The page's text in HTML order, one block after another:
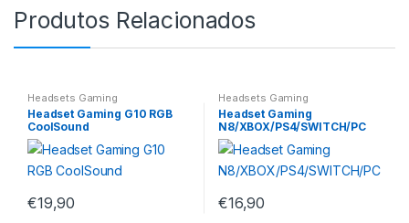
Produtos Relacionados
Headsets Gaming
Headset Gaming G10 RGB
CoolSound
€19,90
Headsets Gaming
Headset Gaming
N8/XBOX/PS4/SWITCH/PC
€16,90